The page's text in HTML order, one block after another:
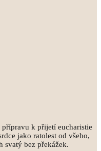
k přijetí eucharistie
jako ratolest od všeho,
svatý bez překážek.